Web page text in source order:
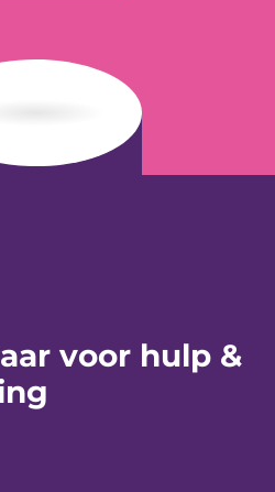
voor hulp &